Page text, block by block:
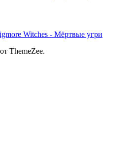
Witches - Мёртвые угри
ThemeZee.